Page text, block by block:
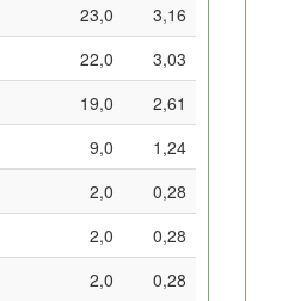
23,0
3,16
22,0
3,03
19,0
2,61
9,0
1,24
2,0
0,28
2,0
0,28
2,0
0,28